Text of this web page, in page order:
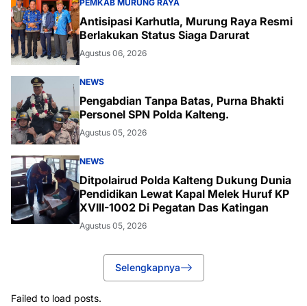
PEMKAB MURUNG RAYA
Antisipasi Karhutla, Murung Raya Resmi
Berlakukan Status Siaga Darurat
Agustus 06, 2026
NEWS
Pengabdian Tanpa Batas, Purna Bhakti
Personel SPN Polda Kalteng.
Agustus 05, 2026
NEWS
Ditpolairud Polda Kalteng Dukung Dunia
Pendidikan Lewat Kapal Melek Huruf KP
XVIII-1002 Di Pegatan Das Katingan
Agustus 05, 2026
Selengkapnya
Failed to load posts.